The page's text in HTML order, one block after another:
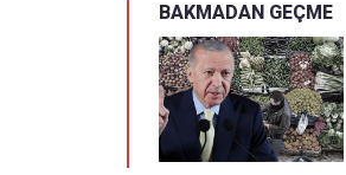
BAKMADAN GEÇME